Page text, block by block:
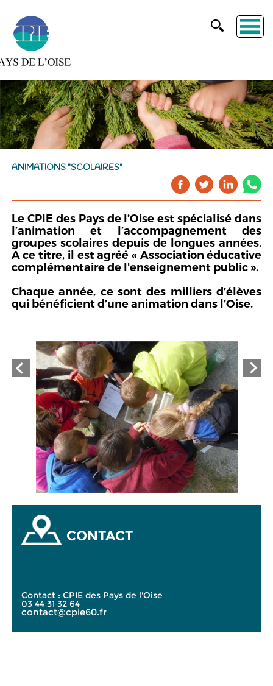
ANIMATIONS "SCOLAIRES"
Le CPIE des Pays de l’Oise est spécialisé dans
l’animation et l’accompagnement des
groupes scolaires depuis de longues années.
A ce titre, il est agréé « Association éducative
complémentaire de l'enseignement public ».
Chaque année, ce sont des milliers d’élèves
qui bénéficient d’une animation dans l’Oise.
CONTACT
Contact : CPIE des Pays de l'Oise
03 44 31 32 64
contact@cpie60.fr